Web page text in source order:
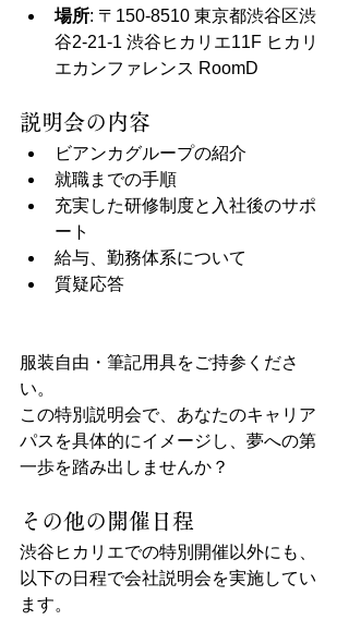
場所​: 〒150-8510 東京都渋谷区渋
谷2-21-1 渋谷ヒカリエ11F ヒカリ
エカンファレンス RoomD
説明会の内容
ビアンカグループの紹介
就職までの手順
充実した研修制度と入社後のサポ
ート
給与、勤務体系について
質疑応答
服装自由・筆記用具をご持参くださ
い。
この特別説明会で、あなたのキャリア
パスを具体的にイメージし、夢への第
一歩を踏み出しませんか？
その他の開催日程
渋谷ヒカリエでの特別開催以外にも、
以下の日程で会社説明会を実施してい
ます。